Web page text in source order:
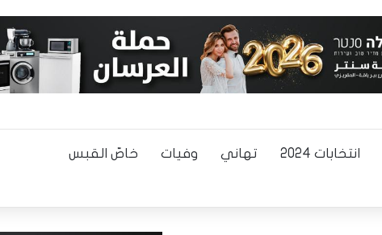
انتخابات 2024 تهاني وفيات خاصّ القبس